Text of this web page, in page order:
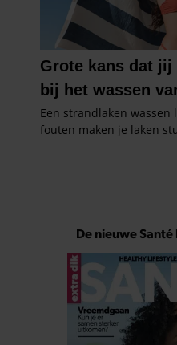
De nieuwe